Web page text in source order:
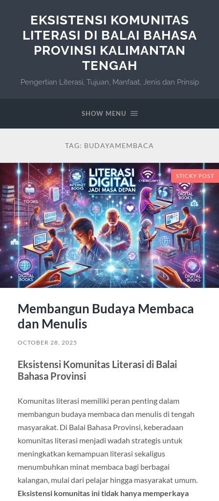
EKSISTENSI KOMUNITAS
LITERASI DI BALAI BAHASA
PROVINSI KALIMANTAN
TENGAH
Pengertian Literasi, Tujuan, Manfaat, Jenis dan Prinsip
SHOW MENU
TAG: BUDAYAMEMBACA
STICKY POST
Membangun Budaya Membaca
dan Menulis
OCTOBER 28, 2025
Eksistensi Komunitas Literasi di Balai
Bahasa Provinsi
Komunitas literasi memiliki peran penting dalam
membangun budaya membaca dan menulis di tengah
masyarakat. Di Balai Bahasa Provinsi, keberadaan
komunitas literasi menjadi wadah strategis untuk
meningkatkan kemampuan literasi sekaligus
menumbuhkan minat membaca bagi berbagai
kalangan, mulai dari pelajar hingga masyarakat umum.
Eksistensi komunitas ini tidak hanya memperkaya